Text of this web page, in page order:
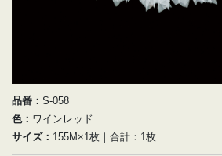
品番： S-058
色： ワインレッド
サイズ： 155M×1枚｜合計：1枚